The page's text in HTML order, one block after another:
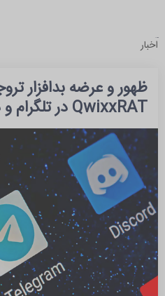
آرشیو مطالب
آبان 1402 (2)
شهریور 1402 (1)
مرداد 1402 (6)
تیر 1402 (2)
خرداد 1401 (1)
اخبار
ظهور و عرضه بدافزار
QwixxRAT در تلگرام و دیسکورد